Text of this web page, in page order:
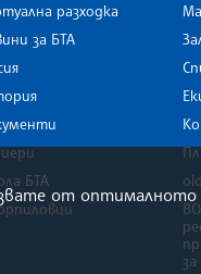
разходка
за БТА
БТА
от